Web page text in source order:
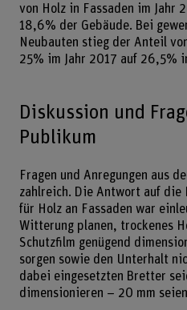
von Holz in Fassaden im Jahr
18,6% der Gebäude. Bei
Neubauten stieg der Anteil
25% im Jahr 2017 auf 26,5%
Diskussion und
Publikum
Fragen und Anregungen aus
zahlreich. Die Antwort auf die
für Holz an Fassaden war
Witterung planen, trockenes
Schutzfilm genügend
sorgen sowie den Unterhalt
dabei eingesetzten Bretter
dimensionieren – 20 mm